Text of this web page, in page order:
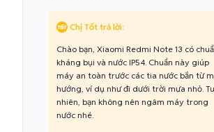
Chị Tốt trả lời:
Chào bạn, Xiaomi Redmi Note 13 có
kháng bụi và nước IP54. Chuẩn này giúp
máy an toàn trước các tia nước bắn từ
hướng, ví dụ như đi dưới trời mưa nhỏ.
nhiên, bạn không nên ngâm máy trong
nước nhé.